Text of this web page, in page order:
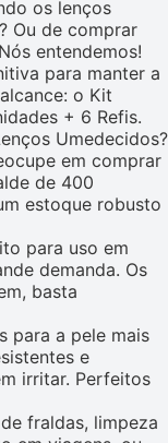
os lenços
Ou de comprar
entendemos!
para manter a
o Kit
+ 6 Refis.
Umedecidos?
em comprar
de 400
estoque robusto
para uso em
demanda. Os
basta
para a pele mais
e
irritar. Perfeitos
fraldas, limpeza